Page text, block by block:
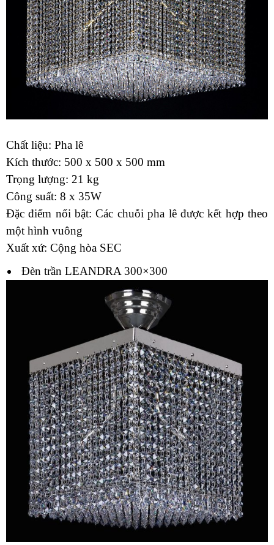
Chất liệu: Pha lê
Kích thước: 500 x 500 x 500 mm
Trọng lượng: 21 kg
Công suất: 8 x 35W
Đặc điểm nổi bật: Các chuỗi pha lê được kết hợp theo
một hình vuông
Xuất xứ: Cộng hòa SEC
Đèn trần LEANDRA 300×300